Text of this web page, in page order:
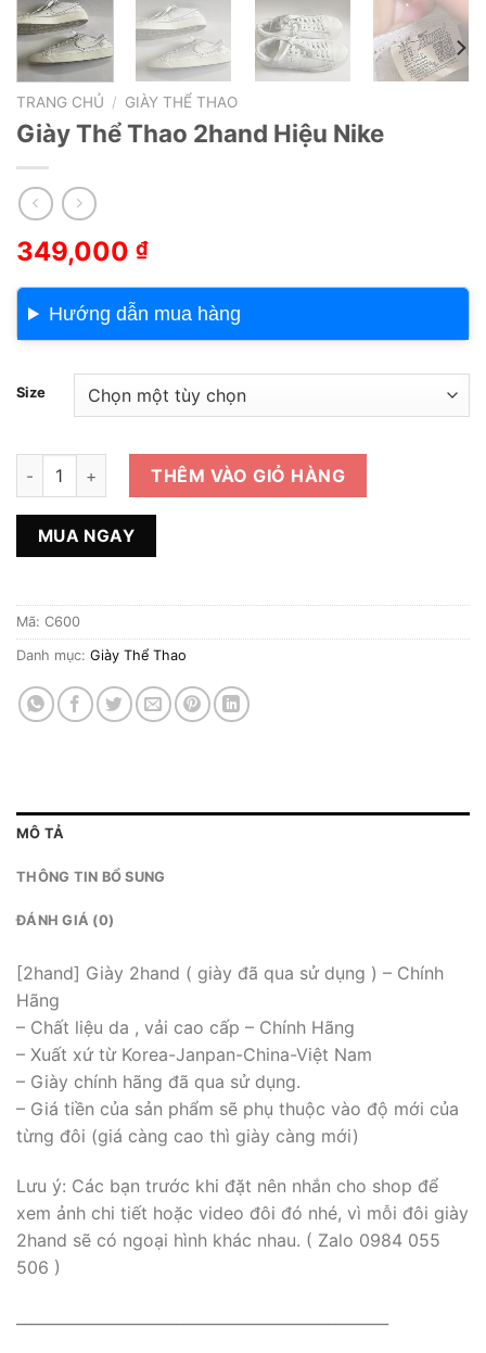
TRANG CHỦ / GIÀY THỂ THAO
Giày Thể Thao 2hand Hiệu Nike
349,000 ₫
Hướng dẫn mua hàng
Size
Giày Thể Thao 2hand Hiệu Nike số lượng
THÊM VÀO GIỎ HÀNG
MUA NGAY
Mã: C600
Danh mục: Giày Thể Thao
MÔ TẢ
THÔNG TIN BỔ SUNG
ĐÁNH GIÁ (0)
[2hand] Giày 2hand ( giày đã qua sử dụng ) – Chính
Hãng
– Chất liệu da , vải cao cấp – Chính Hãng
– Xuất xứ từ Korea-Janpan-China-Việt Nam
– Giày chính hãng đã qua sử dụng.
– Giá tiền của sản phẩm sẽ phụ thuộc vào độ mới của
từng đôi (giá càng cao thì giày càng mới)
Lưu ý: Các bạn trước khi đặt nên nhắn cho shop để
xem ảnh chi tiết hoặc video đôi đó nhé, vì mỗi đôi giày
2hand sẽ có ngoại hình khác nhau. ( Zalo 0984 055
506 )